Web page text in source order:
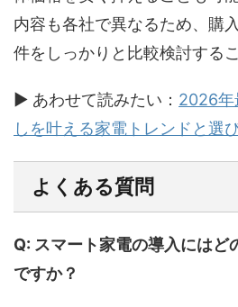
内容も各社で異なるため、購
件をしっかりと比較検討する
▶ あわせて読みたい： 2026年
しを叶える家電トレンドと選
よくある質問
Q: スマート家電の導入にはど
ですか？